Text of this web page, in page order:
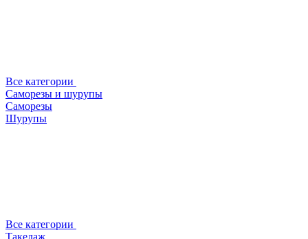
Все категории
Саморезы и шурупы
Саморезы
Шурупы
Все категории
Такелаж